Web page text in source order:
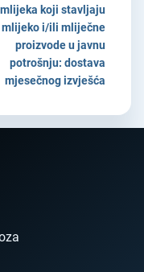
mlijeka koji stavljaju
mlijeko i/ili mliječne
proizvode u javnu
potrošnju: dostava
mjesečnog izvješća